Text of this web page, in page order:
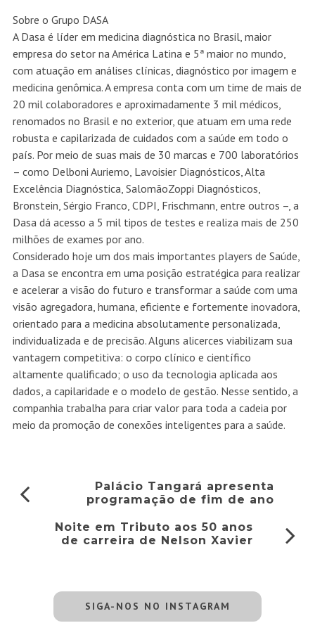
Sobre o Grupo DASA
A Dasa é líder em medicina diagnóstica no Brasil, maior
empresa do setor na América Latina e 5ª maior no mundo,
com atuação em análises clínicas, diagnóstico por imagem e
medicina genômica. A empresa conta com um time de mais de
20 mil colaboradores e aproximadamente 3 mil médicos,
renomados no Brasil e no exterior, que atuam em uma rede
robusta e capilarizada de cuidados com a saúde em todo o
país. Por meio de suas mais de 30 marcas e 700 laboratórios
– como Delboni Auriemo, Lavoisier Diagnósticos, Alta
Excelência Diagnóstica, SalomãoZoppi Diagnósticos,
Bronstein, Sérgio Franco, CDPI, Frischmann, entre outros –, a
Dasa dá acesso a 5 mil tipos de testes e realiza mais de 250
milhões de exames por ano.
Considerado hoje um dos mais importantes players de Saúde,
a Dasa se encontra em uma posição estratégica para realizar
e acelerar a visão do futuro e transformar a saúde com uma
visão agregadora, humana, eficiente e fortemente inovadora,
orientado para a medicina absolutamente personalizada,
individualizada e de precisão. Alguns alicerces viabilizam sua
vantagem competitiva: o corpo clínico e científico
altamente qualificado; o uso da tecnologia aplicada aos
dados, a capilaridade e o modelo de gestão. Nesse sentido, a
companhia trabalha para criar valor para toda a cadeia por
meio da promoção de conexões inteligentes para a saúde.
Palácio Tangará apresenta
programação de fim de ano
Noite em Tributo aos 50 anos
de carreira de Nelson Xavier
SIGA-NOS NO INSTAGRAM